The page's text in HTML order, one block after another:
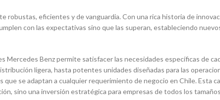
robustas, eficientes y de vanguardia. Con una rica historia de
con las expectativas sino que las superan, estableciendo
Mercedes Benz permite satisfacer las necesidades específicas de
ligera, hasta potentes unidades diseñadas para las
se adaptan a cualquier requerimiento de negocio en Chile. Esta
sino una inversión estratégica para empresas de todos los